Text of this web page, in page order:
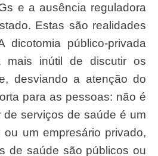
e a ausência reguladora
Estas são realidades
dicotomia público-privada
mais inútil de discutir os
desviando a atenção do
para as pessoas: não é
serviços de saúde é um
ou um empresário privado,
de saúde são públicos ou